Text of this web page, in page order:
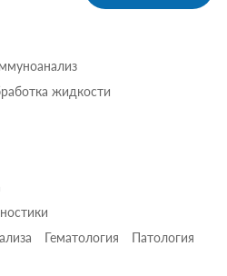
жидкости
Гематология
Патология